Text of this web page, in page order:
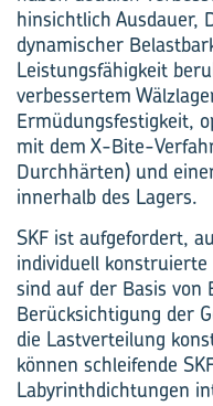
hinsichtlich Ausdauer,
dynamischer
Leistungsfähigkeit
verbessertem
Ermüdungsfestigkeit,
mit dem X-Bite-
Durchhärten) und
innerhalb des Lagers.
SKF ist aufgefordert,
individuell konstruierte
sind auf der Basis
Berücksichtigung der
die Lastverteilung
können schleifende
Labyrinthdichtungen